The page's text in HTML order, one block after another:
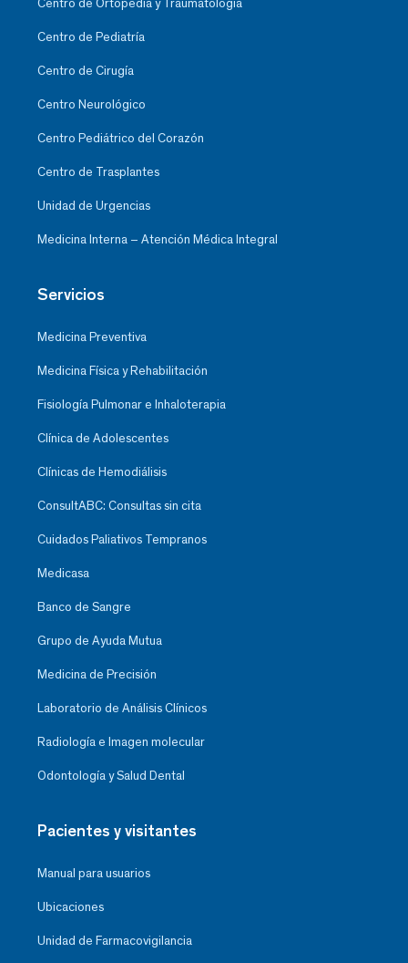
Centro de Ortopedia y Traumatología
Centro de Pediatría
Centro de Cirugía
Centro Neurológico
Centro Pediátrico del Corazón
Centro de Trasplantes
Unidad de Urgencias
Medicina Interna – Atención Médica Integral
Servicios
Medicina Preventiva
Medicina Física y Rehabilitación
Fisiología Pulmonar e Inhaloterapia
Clínica de Adolescentes
Clínicas de Hemodiálisis
ConsultABC: Consultas sin cita
Cuidados Paliativos Tempranos
Medicasa
Banco de Sangre
Grupo de Ayuda Mutua
Medicina de Precisión
Laboratorio de Análisis Clínicos
Radiología e Imagen molecular
Odontología y Salud Dental
Pacientes y visitantes
Manual para usuarios
Ubicaciones
Unidad de Farmacovigilancia